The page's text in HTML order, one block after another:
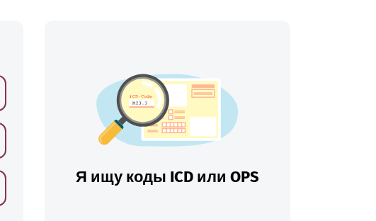
Я ищу коды ICD или OPS